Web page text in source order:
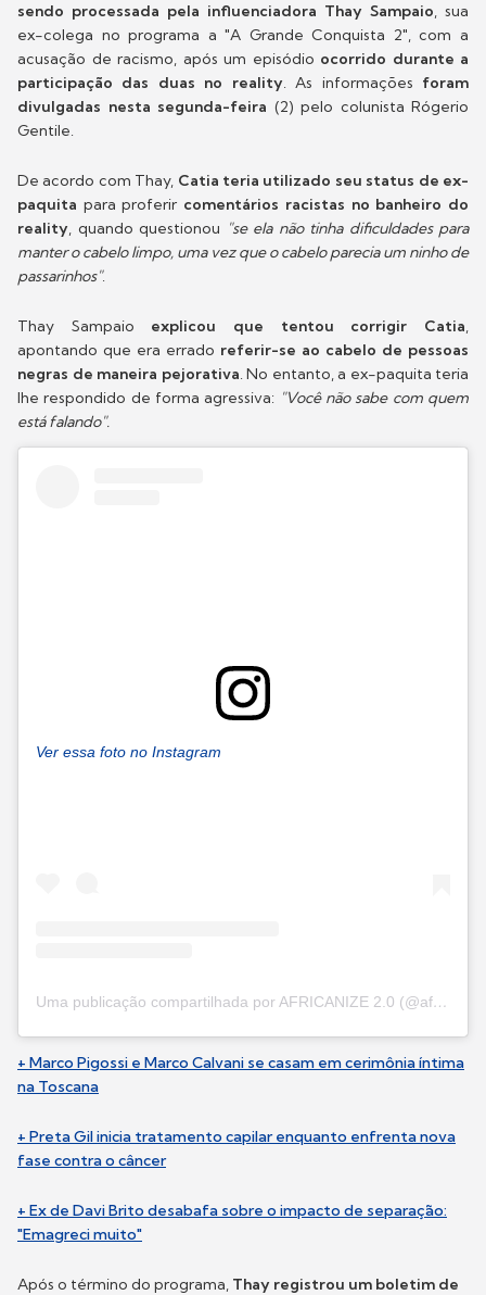
sendo processada pela influenciadora Thay Sampaio, sua
ex-colega no programa a "A Grande Conquista 2", com a
acusação de racismo, após um episódio ocorrido durante a
participação das duas no reality. As informações foram
divulgadas nesta segunda-feira (2) pelo colunista Rógerio
Gentile.
De acordo com Thay, Catia teria utilizado seu status de ex-
paquita para proferir comentários racistas no banheiro do
reality, quando questionou "se ela não tinha dificuldades para
manter o cabelo limpo, uma vez que o cabelo parecia um ninho de
passarinhos".
Thay Sampaio explicou que tentou corrigir Catia,
apontando que era errado referir-se ao cabelo de pessoas
negras de maneira pejorativa. No entanto, a ex-paquita teria
lhe respondido de forma agressiva: "Você não sabe com quem
está falando".
Ver essa foto no Instagram
Uma publicação compartilhada por AFRICANIZE 2.0 (@africanizeoficial_)
+ Marco Pigossi e Marco Calvani se casam em cerimônia íntima
na Toscana
+ Preta Gil inicia tratamento capilar enquanto enfrenta nova
fase contra o câncer
+ Ex de Davi Brito desabafa sobre o impacto de separação:
"Emagreci muito"
Após o término do programa, Thay registrou um boletim de